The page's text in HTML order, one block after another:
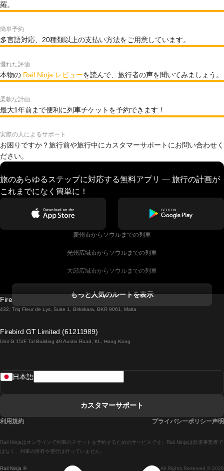
羅。
簡単予約
多言語対応、20種類以上の支払い方法をご用意しています。
優れた評価
本物の Rail Ninja レビューを読んで、旅行者の声を聞いてみましょう。
柔軟な計画
最大1年前まで便利に列車チケットを予約できます！
実際の人によるサポート
お困りですか？旅行前や旅行中にカスタマーサポートにお問い合わせく
ださい。
旅のあらゆるステップに対応する無料アプリ — 旅行の計画が
これまでになく簡単に！
慶州市からソウルまでの列車
光州広域市からソウルまでの列車
大邱広域市からソウルまでの列車
ダブリンからゴールウェイまでの列車
ローマからナポリまでの列車
マドリードからセビリアまでの列車
マドリードからアリカンテまでの列車
もっと人気のルートを表示
Firebird GT Limited (OC 1451)
432, Triq Fleur de Lys, Suite 1, Birkirkara, BKR 9061, Malta
Firebird GT Limited (61211989)
Unit G 15/F Tal Building 49 Austin Road, KL, Hong Kong
Rail Ninja ® All Rights Reserved © 2026
Rail Ninjaはオンラインで列車のチケットを予約するためのサービスです。Rail Ninjaは鉄道事業者で
はなく、列車の所有や運行は行っていません。
日本語
カスタマーサポート
利用規約 プライバシーポリシー声明